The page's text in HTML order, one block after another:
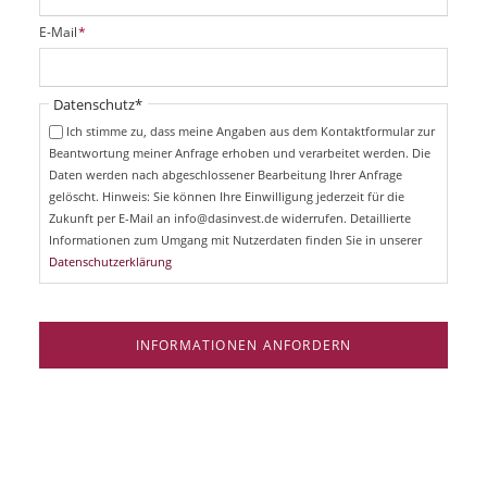
i
c
t
f
P
f
i
E-Mail*
Pflichtfeld
Datenschutz*
Ich stimme zu, dass meine Angaben aus dem Kontaktformular zur
Beantwortung meiner Anfrage erhoben und verarbeitet werden. Die
Daten werden nach abgeschlossener Bearbeitung Ihrer Anfrage
gelöscht. Hinweis: Sie können Ihre Einwilligung jederzeit für die
Zukunft per E-Mail an info@dasinvest.de widerrufen. Detaillierte
Informationen zum Umgang mit Nutzerdaten finden Sie in unserer
Datenschutzerklärung
INFORMATIONEN ANFORDERN